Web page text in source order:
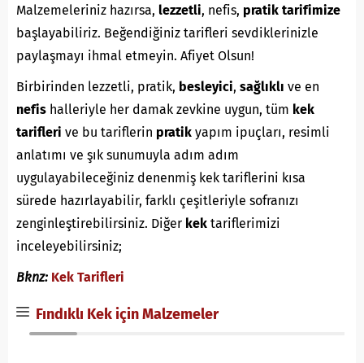
Malzemeleriniz hazırsa, lezzetli, nefis, pratik tarifimize
başlayabiliriz. Beğendiğiniz tarifleri sevdiklerinizle
paylaşmayı ihmal etmeyin. Afiyet Olsun!
Birbirinden lezzetli, pratik, besleyici, sağlıklı ve en
nefis halleriyle her damak zevkine uygun, tüm kek
tarifleri ve bu tariflerin pratik yapım ipuçları, resimli
anlatımı ve şık sunumuyla adım adım
uygulayabileceğiniz denenmiş kek tariflerini kısa
sürede hazırlayabilir, farklı çeşitleriyle sofranızı
zenginleştirebilirsiniz. Diğer kek tariflerimizi
inceleyebilirsiniz;
Bknz: Kek Tarifleri
Fındıklı Kek için Malzemeler